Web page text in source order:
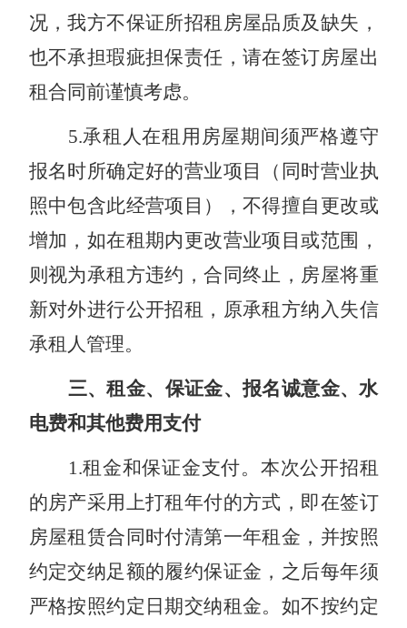
况，我方不保证所招租房屋品质及缺失，
也不承担瑕疵担保责任，请在签订房屋出
租合同前谨慎考虑。
5.承租人在租用房屋期间须严格遵守
报名时所确定好的营业项目（同时营业执
照中包含此经营项目），不得擅自更改或
增加，如在租期内更改营业项目或范围，
则视为承租方违约，合同终止，房屋将重
新对外进行公开招租，原承租方纳入失信
承租人管理。
三、租金、保证金、报名诚意金、水
电费和其他费用支付
1 .租金和保证金支付。本次公开招租
的房产采用上打租年付的方式，即在签订
房屋租赁合同时付清第一年租金，并按照
约定交纳足额的履约保证金，之后每年须
严格按照约定日期交纳租金。如不按约定